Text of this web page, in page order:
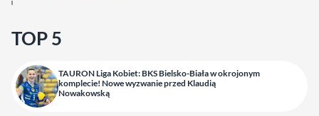
TOP 5
TAURON Liga Kobiet: BKS Bielsko-Biała w okrojonym
komplecie! Nowe wyzwanie przed Klaudią
Nowakowską